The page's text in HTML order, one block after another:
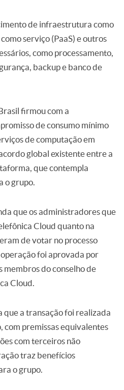
de infraestrutura como
serviço (PaaS) e outros
como processamento,
backup e banco de
firmou com a
de consumo mínimo
de computação em
global existente entre a
que contempla
o grupo.
que os administradores que
Cloud quanto na
de votar no processo
foi aprovada por
membros do conselho de
Cloud.
que a transação foi realizada
com premissas equivalentes
com terceiros não
traz benefícios
o grupo.